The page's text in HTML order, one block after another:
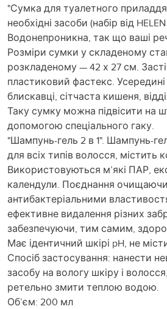
"Сумка для туалетного
необхідні засоби (набір від
Водонепроникна, так що ваші
Розміри сумки у складеному
розкладеному — 42 х 27 см.
пластиковий фастекс.
блискавці, сітчаста кишеня,
Таку сумку можна підвісити на
допомогою спеціального гаку.
"Шампунь-гель 2 в 1". Шампунь-
для всіх типів волосся, містить
Використовуються м’які ПАР,
календули. Поєднання
антибактеріальними
ефективне видалення різних
забезпечуючи, тим самим,
Має ідентичний шкірі pH, не
Спосіб застосування: нанести
засобу на вологу шкіру і
ретельно змити теплою водою.
Об’єм: 200 мл